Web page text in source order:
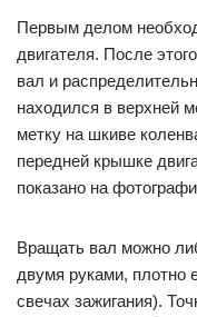
Первым делом
двигателя. После
вал и
находился в верхней
метку на шкиве
передней крышке
показано на
Вращать вал можно
двумя руками, плотно
свечах зажигания).